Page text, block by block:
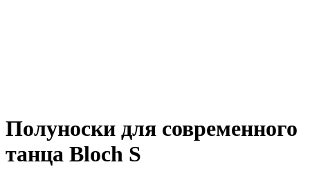
Полуноски для современного
танца Bloch S